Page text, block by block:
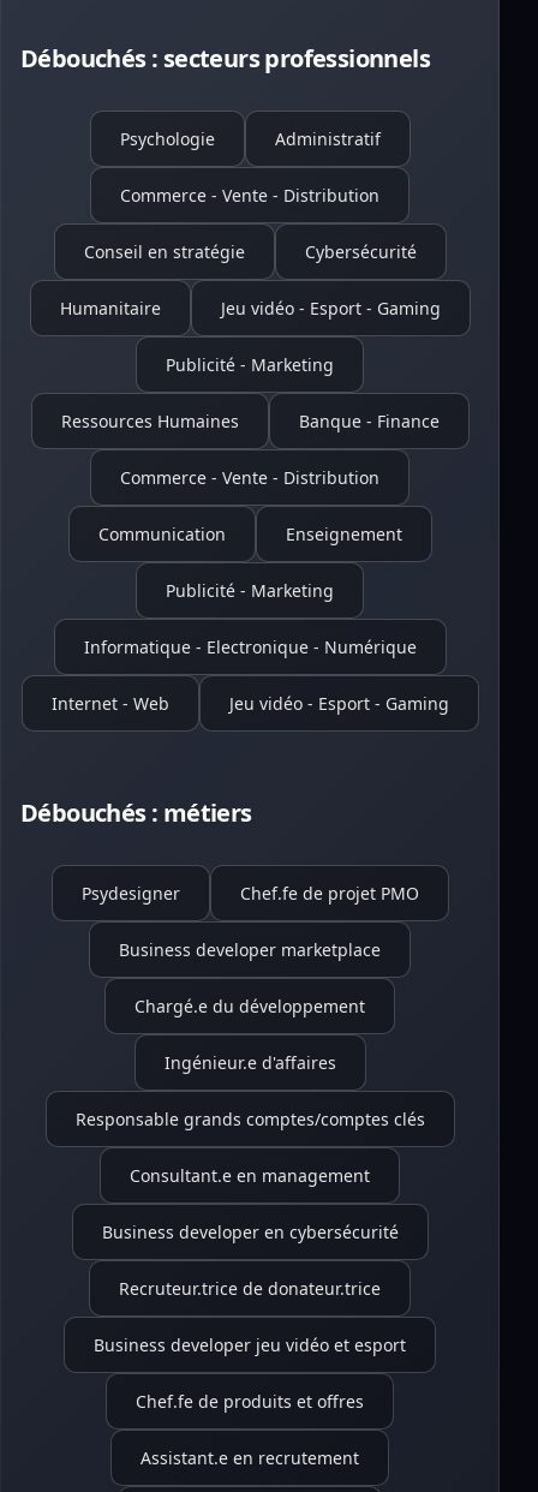
Débouchés : secteurs professionnels
Psychologie Administratif
Commerce - Vente - Distribution
Conseil en stratégie Cybersécurité
Humanitaire Jeu vidéo - Esport - Gaming
Publicité - Marketing
Ressources Humaines Banque - Finance
Commerce - Vente - Distribution
Communication Enseignement
Publicité - Marketing
Informatique - Electronique - Numérique
Internet - Web Jeu vidéo - Esport - Gaming
Débouchés : métiers
Psydesigner Chef.fe de projet PMO
Business developer marketplace
Chargé.e du développement
Ingénieur.e d'affaires
Responsable grands comptes/comptes clés
Consultant.e en management
Business developer en cybersécurité
Recruteur.trice de donateur.trice
Business developer jeu vidéo et esport
Chef.fe de produits et offres
Assistant.e en recrutement